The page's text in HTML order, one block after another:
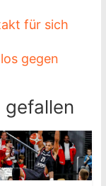
für sich
gegen
gefallen